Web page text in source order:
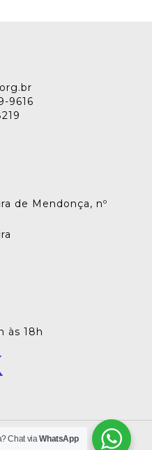
9616
de Mendonça, nº
às 18h
Chat viaWhatsApp